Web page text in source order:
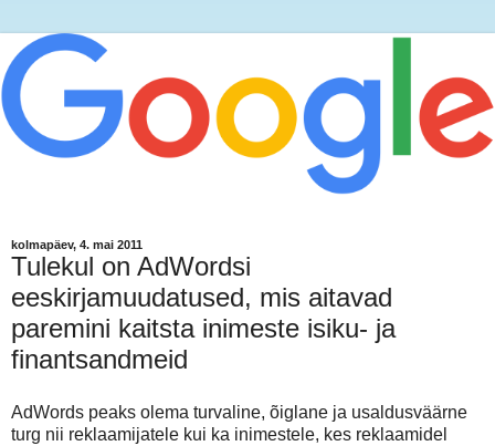
kolmapäev, 4. mai 2011
Tulekul on AdWordsi
eeskirjamuudatused, mis aitavad
paremini kaitsta inimeste isiku- ja
finantsandmeid
AdWords peaks olema turvaline, õiglane ja usaldusväärne
turg nii reklaamijatele kui ka inimestele, kes reklaamidel